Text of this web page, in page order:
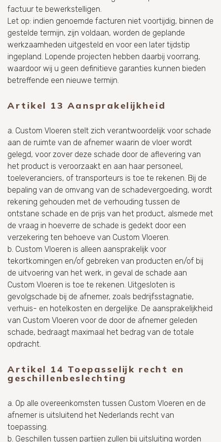
factuur te bewerkstelligen.
Let op: indien genoemde facturen niet voortijdig, binnen de
gestelde termijn, zijn voldaan, worden de geplande
werkzaamheden uitgesteld en voor een later tijdstip
ingepland. Lopende projecten hebben daarbij voorrang,
waardoor wij u geen definitieve garanties kunnen bieden
betreffende een nieuwe termijn.
Artikel 13 Aansprakelijkheid
a. Custom Vloeren stelt zich verantwoordelijk voor schade
aan de ruimte van de afnemer waarin de vloer wordt
gelegd, voor zover deze schade door de aflevering van
het product is veroorzaakt en aan haar personeel,
toeleveranciers, of transporteurs is toe te rekenen. Bij de
bepaling van de omvang van de schadevergoeding, wordt
rekening gehouden met de verhouding tussen de
ontstane schade en de prijs van het product, alsmede met
de vraag in hoeverre de schade is gedekt door een
verzekering ten behoeve van Custom Vloeren.
b. Custom Vloeren is alleen aansprakelijk voor
tekortkomingen en/of gebreken van producten en/of bij
de uitvoering van het werk, in geval de schade aan
Custom Vloeren is toe te rekenen. Uitgesloten is
gevolgschade bij de afnemer, zoals bedrijfsstagnatie,
verhuis- en hotelkosten en dergelijke. De aansprakelijkheid
van Custom Vloeren voor de door de afnemer geleden
schade, bedraagt maximaal het bedrag van de totale
opdracht.
Artikel 14 Toepasselijk recht en
geschillenbeslechting
a. Op alle overeenkomsten tussen Custom Vloeren en de
afnemer is uitsluitend het Nederlands recht van
toepassing.
b. Geschillen tussen partijen zullen bij uitsluiting worden